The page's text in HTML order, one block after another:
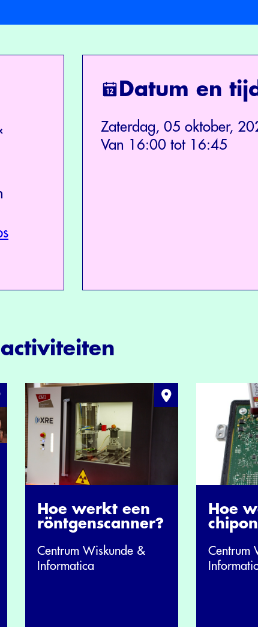
Datum en tijd
Zaterdag, 05 oktober,
Van 16:00 tot 16:45
Hoe werkt een
röntgenscanner?
Centrum Wiskunde &
Informatica
Hoe
Centrum